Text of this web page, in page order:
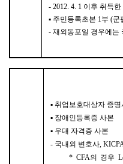
- 2012. 4. 1 이후 취득
▪ 주민등록초본 1부 (군
-재외동포일 경우에는
▪ 취업보호대상자 증명
▪ 장애인등록증 사본
▪ 우대 자격증 사본
- 국내외 변호사,
* CFA의 경우